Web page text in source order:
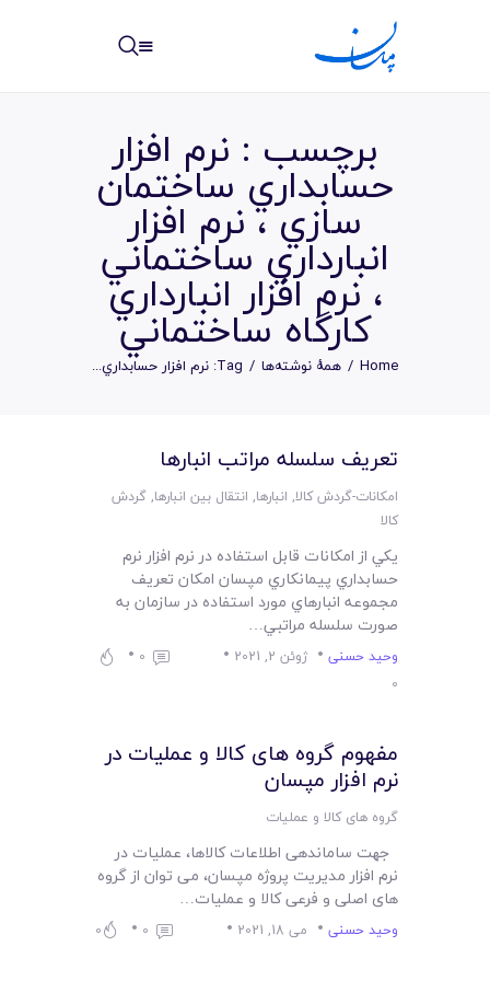
برچسب : نرم افزار
حسابداري ساختمان
سازي ، نرم افزار
انبارداري ساختماني
، نرم افزار انبارداري
کارگاه ساختماني
Home همهٔ نوشته‌ها Tag: نرم افزار حسابداري...
خانه
نوشته ها
مرکز آموزش
سیستم ها
لیست قیمت محصولات
تعريف سلسله مراتب انبارها
امکانات-گردش کالا, انبارها, انتقال بین انبارها,گردش
کالا
يکي از امکانات قابل استفاده در نرم افزار نرم
حسابداري پيمانکاري مپسان امکان تعريف
مجموعه انبارهاي مورد استفاده در سازمان به
صورت سلسله مراتبي…
وحید حسنی ژوئن 2, 2021
0
0
مفهوم گروه های کالا و عملیات در
نرم افزار مپسان
گروه های کالا و عملیات
جهت ساماندهی اطلاعات کالاها، عملیات در
نرم افزار مدیریت پروژه مپسان، می توان از گروه
های اصلی و فرعی کالا و عملیات…
وحید حسنی می 18, 2021 0
0